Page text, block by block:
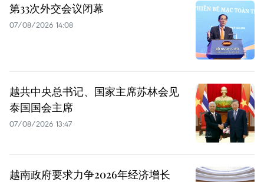
第33次外交会议闭幕
07/08/2026 14:08
越共中央总书记、国家主席苏林会见
泰国国会主席
07/08/2026 13:47
越南政府要求力争2026年经济增长